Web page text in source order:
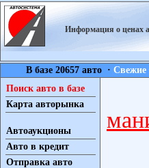
Информация о
В базе 20657 авто ·Свежие
Поиск авто в базе
Карта авторынка
Автоаукционы
Авто в кредит
Отправка авто